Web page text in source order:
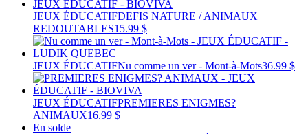
JEUX ÉDUCATIFDEFIS NATURE / ANIMAUX
REDOUTABLES15.99 $
JEUX ÉDUCATIFNu comme un ver - Mont-à-Mots36.99 $
JEUX ÉDUCATIFPREMIERES ENIGMES?
ANIMAUX16.99 $
En solde